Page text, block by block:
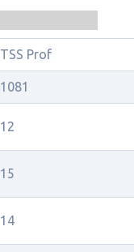
TSS Prof
1081
12
15
14